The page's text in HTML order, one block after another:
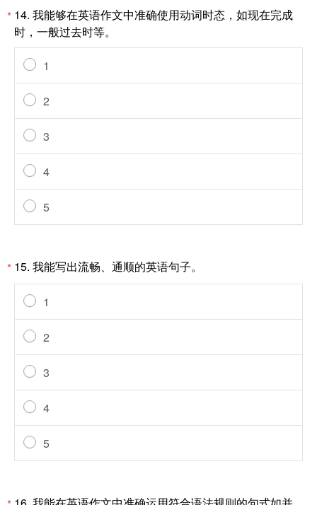
* 14. 我能够在英语作文中准确使用动词时态，如现在完成
时，一般过去时等。
1
2
3
4
5
* 15. 我能写出流畅、通顺的英语句子。
1
2
3
4
5